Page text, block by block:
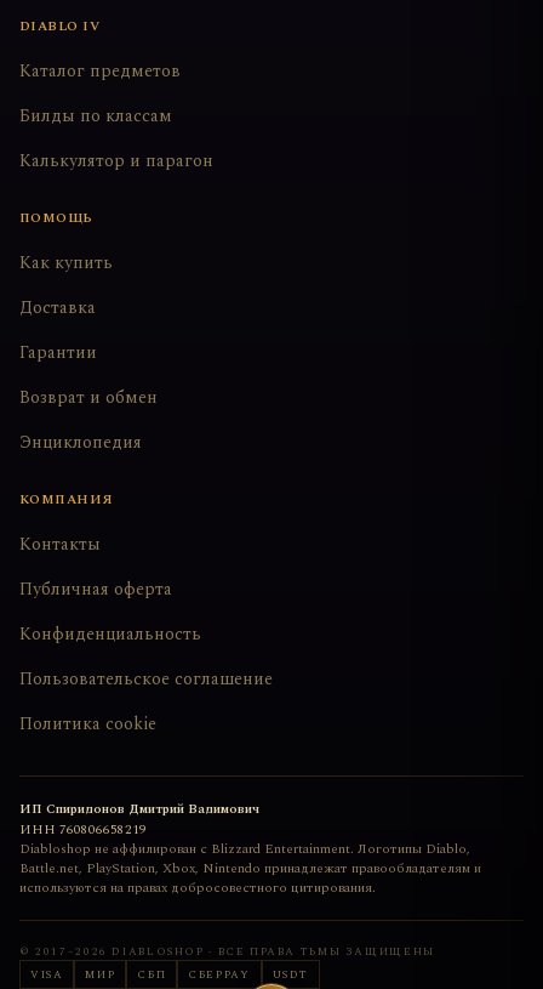
DIABLO IV
Каталог предметов
Билды по классам
Калькулятор и парагон
ПОМОЩЬ
Как купить
Доставка
Гарантии
Возврат и обмен
Энциклопедия
КОМПАНИЯ
Контакты
Публичная оферта
Конфиденциальность
Пользовательское соглашение
Политика cookie
ИП Спиридонов Дмитрий Вадимович
ИНН 760806658219
Diabloshop не аффилирован с Blizzard Entertainment. Логотипы Diablo,
Battle.net, PlayStation, Xbox, Nintendo принадлежат правообладателям и
используются на правах добросовестного цитирования.
© 2017–2026 DIABLOSHOP · ВСЕ ПРАВА ТЬМЫ ЗАЩИЩЕНЫ
VISA
МИР СБП СБЕРPAY USDT